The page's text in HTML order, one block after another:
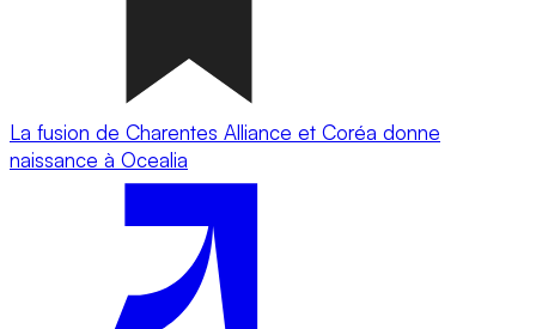
La fusion de Charentes Alliance et Coréa donne
naissance à Ocealia